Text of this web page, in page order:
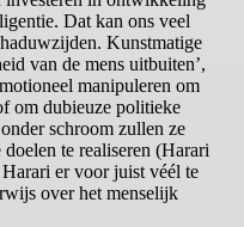
Dat kan ons veel
Kunstmatige
van de mens uitbuiten’,
manipuleren om
om dubieuze politieke
schroom zullen ze
te realiseren (Harari
er voor juist véél te
over het menselijk